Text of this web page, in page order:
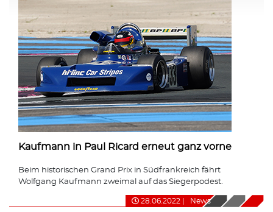
Kaufmann in Paul Ricard erneut ganz vorne
Beim historischen Grand Prix in Südfrankreich fährt
Wolfgang Kaufmann zweimal auf das Siegerpodest.
28.06.2022 News